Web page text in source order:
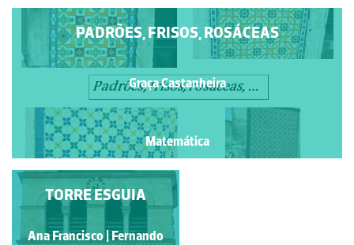
PADRÕES, FRISOS, ROSÁCEAS
Graça Castanheira
Matemática
GEOMETRIA FORJADA
Ana Francisco | Fernando
TORRE ESGUIA
Ana Francisco | Fernando